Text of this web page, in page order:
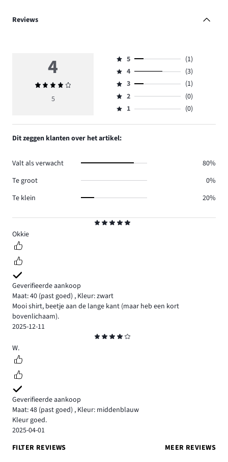
Reviews
5
Okkie
Geverifieerde aankoop
Maat: 40 (past goed) , Kleur: zwart
Mooi shirt, beetje aan de lange kant (maar heb een kort
bovenlichaam).
2025-12-11
4
W.
Geverifieerde aankoop
Maat: 48 (past goed) , Kleur: middenblauw
Kleur goed.
2025-04-01
FILTER REVIEWS
MEER REVIEWS
4
Gemiddelde
beoordeling
5
Beoordeling
5,
aantal
reviews
1.
5
(1)
Beoordeling
4,
aantal
reviews
4
(3)
Beoordeling
3,
aantal
3
(1)
Beoordeling
2,
0.
2
(0)
Beoordeling
1,
aantal
reviews
1 (0)
Dit zeggen klanten over het artikel:
Valt als verwacht
80%
Te groot
0%
Te klein
20%